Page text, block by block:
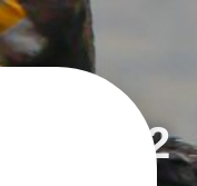
2022